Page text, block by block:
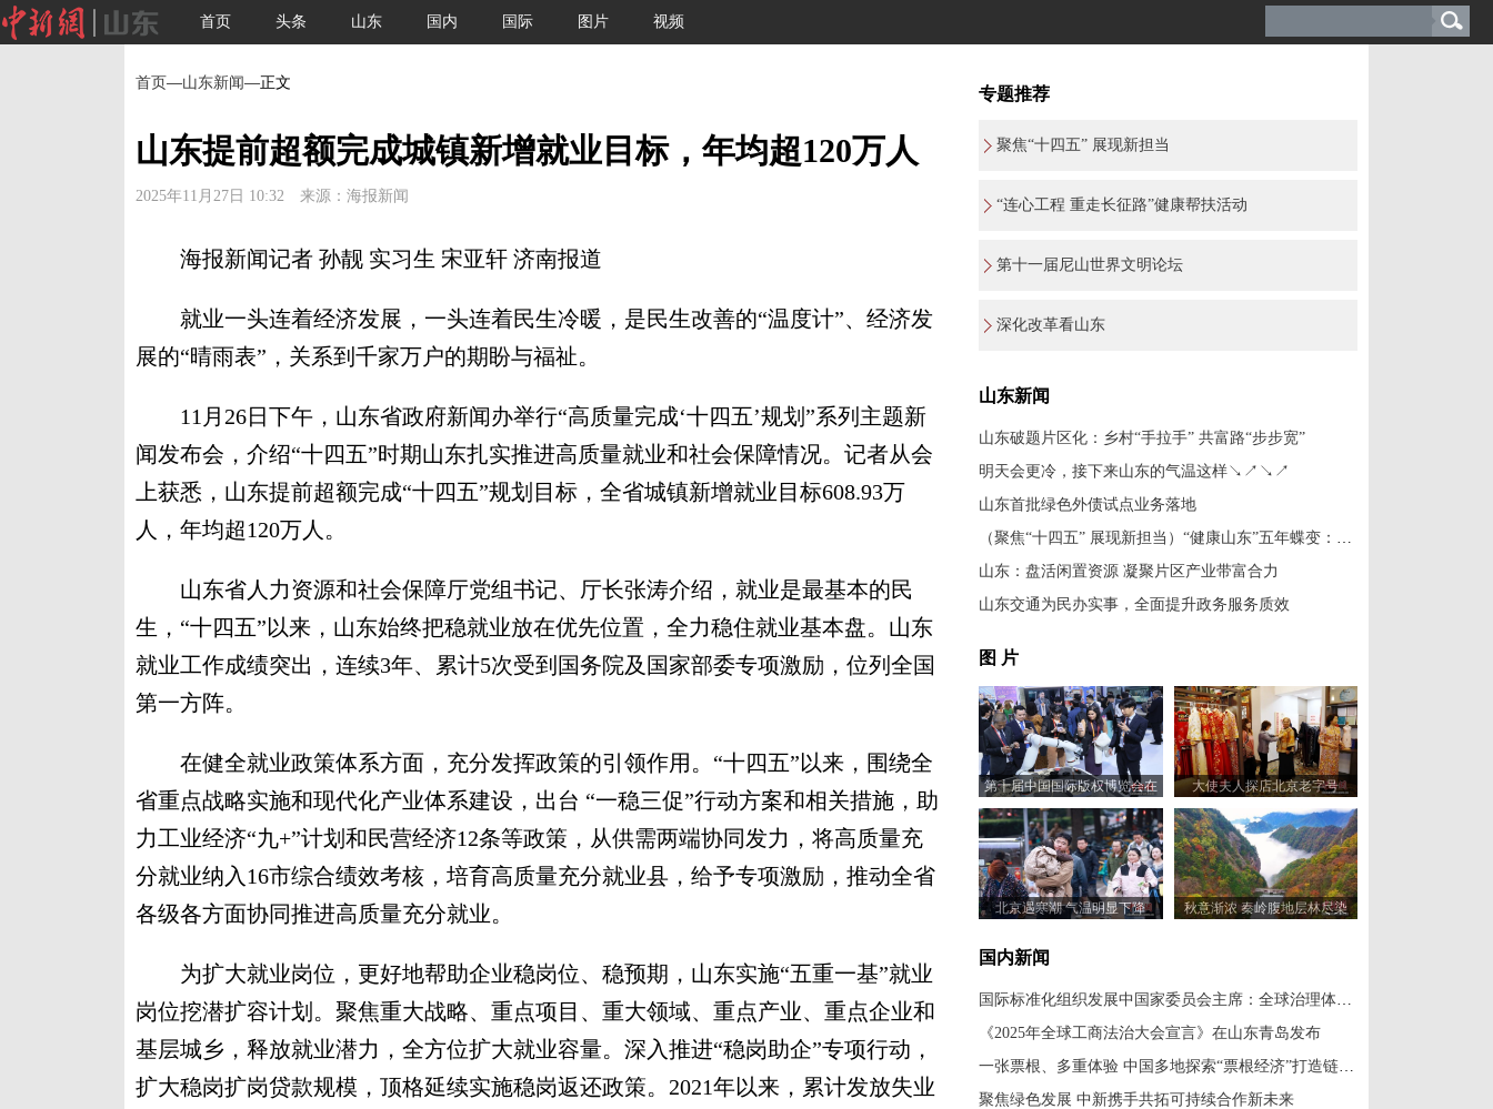
首页 头条 山东 国内 国际 图片 视频
首页—山东新闻—正文
山东提前超额完成城镇新增就业目标，年均超120万人
2025年11月27日 10:32 来源：海报新闻
海报新闻记者 孙靓 实习生 宋亚轩 济南报道
就业一头连着经济发展，一头连着民生冷暖，是民生改善的“温度计”、经济发
展的“晴雨表”，关系到千家万户的期盼与福祉。
11月26日下午，山东省政府新闻办举行“高质量完成‘十四五’规划”系列主题新
闻发布会，介绍“十四五”时期山东扎实推进高质量就业和社会保障情况。记者从会
上获悉，山东提前超额完成“十四五”规划目标，全省城镇新增就业目标608.93万
人，年均超120万人。
山东省人力资源和社会保障厅党组书记、厅长张涛介绍，就业是最基本的民
生，“十四五”以来，山东始终把稳就业放在优先位置，全力稳住就业基本盘。山东
就业工作成绩突出，连续3年、累计5次受到国务院及国家部委专项激励，位列全国
第一方阵。
在健全就业政策体系方面，充分发挥政策的引领作用。“十四五”以来，围绕全
省重点战略实施和现代化产业体系建设，出台 “一稳三促”行动方案和相关措施，助
力工业经济“九+”计划和民营经济12条等政策，从供需两端协同发力，将高质量充
分就业纳入16市综合绩效考核，培育高质量充分就业县，给予专项激励，推动全省
各级各方面协同推进高质量充分就业。
为扩大就业岗位，更好地帮助企业稳岗位、稳预期，山东实施“五重一基”就业
岗位挖潜扩容计划。聚焦重大战略、重点项目、重大领域、重点产业、重点企业和
基层城乡，释放就业潜力，全方位扩大就业容量。深入推进“稳岗助企”专项行动，
扩大稳岗扩岗贷款规模，顶格延续实施稳岗返还政策。2021年以来，累计发放失业
专题推荐
聚焦“十四五” 展现新担当
“连心工程 重走长征路”健康帮扶活动
第十一届尼山世界文明论坛
深化改革看山东
山东新闻
山东破题片区化：乡村“手拉手” 共富路“步步宽”
明天会更冷，接下来山东的气温这样↘↗↘↗
山东首批绿色外债试点业务落地
（聚焦“十四五” 展现新担当）“健康山东”五年蝶变：医疗服务提质增效
山东：盘活闲置资源 凝聚片区产业带富合力
山东交通为民办实事，全面提升政务服务质效
图 片
第十届中国国际版权博览会在
山东青岛开幕
大使夫人探店北京老字号
北京遇寒潮 气温明显下降 秋意渐浓 秦岭腹地层林尽染
国内新闻
国际标准化组织发展中国家委员会主席：全球治理体系改革应共建共享
《2025年全球工商法治大会宣言》在山东青岛发布
一张票根、多重体验 中国多地探索“票根经济”打造链式消费新场景
聚焦绿色发展 中新携手共拓可持续合作新未来